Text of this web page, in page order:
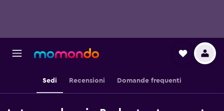
Sedi Recensioni Domande frequenti